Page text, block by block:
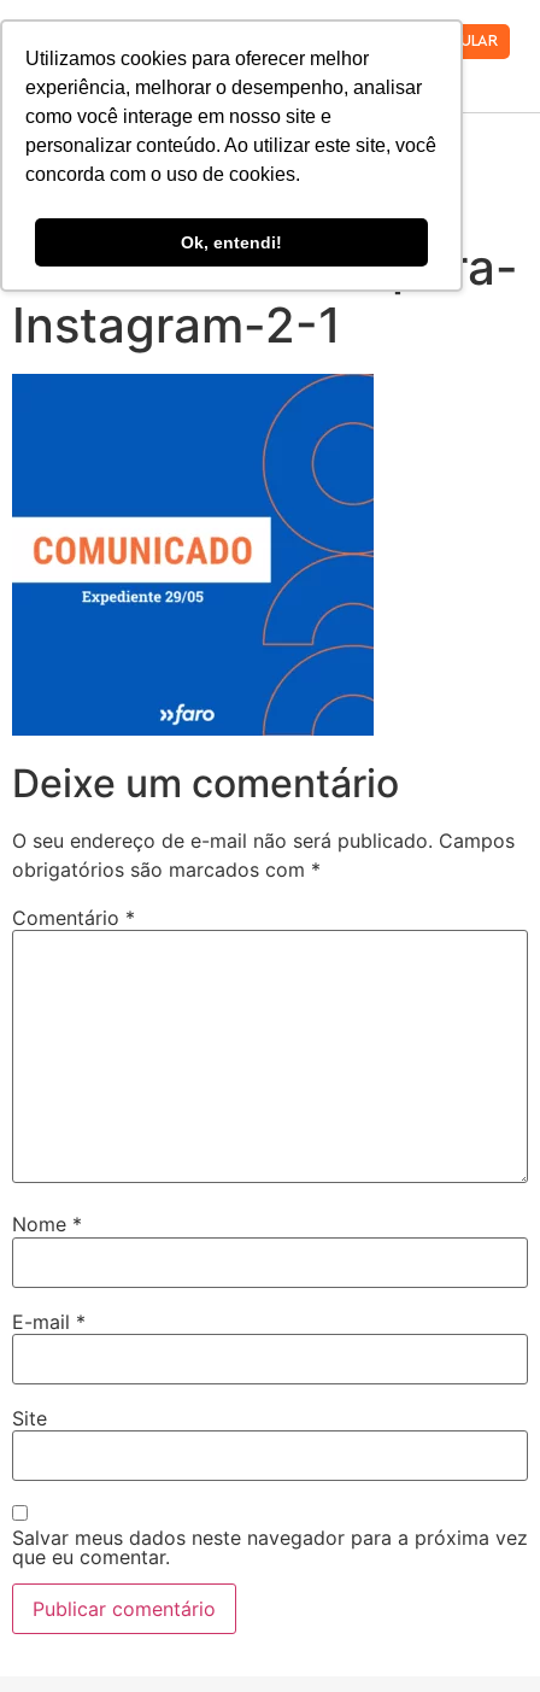
Utilizamos cookies para oferecer melhor
experiência, melhorar o desempenho, analisar
como você interage em nosso site e
personalizar conteúdo. Ao utilizar este site, você
concorda com o uso de cookies.
Ok, entendi!
VESTIBULAR
Post-Azul-e-Cinza-
de-Horario-de-
Funcionamento-para-
Instagram-2-1
Deixe um comentário
O seu endereço de e-mail não será publicado. Campos
obrigatórios são marcados com *
Comentário *
Nome *
E-mail *
Site
Salvar meus dados neste navegador para a próxima vez
que eu comentar.